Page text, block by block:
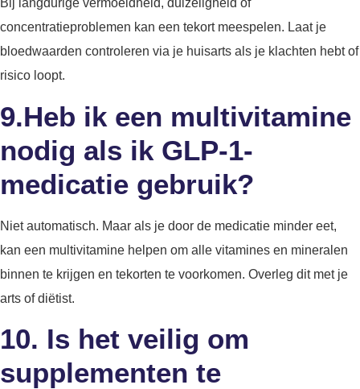
Bij langdurige vermoeidheid, duizeligheid of
concentratieproblemen kan een tekort meespelen. Laat je
bloedwaarden controleren via je huisarts als je klachten hebt of
risico loopt.
9.Heb ik een multivitamine
nodig als ik GLP-1-
medicatie gebruik?
Niet automatisch. Maar als je door de medicatie minder eet,
kan een multivitamine helpen om alle vitamines en mineralen
binnen te krijgen en tekorten te voorkomen. Overleg dit met je
arts of diëtist.
10. Is het veilig om
supplementen te